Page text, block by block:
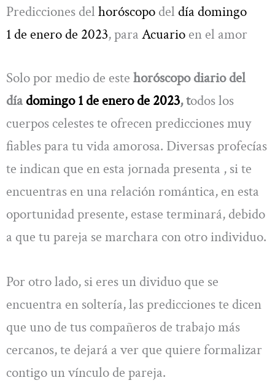
Predicciones del horóscopo del día domingo
1 de enero de 2023, para Acuario en el amor
Solo por medio de este horóscopo diario del
díadomingo 1 de enero de 2023, todos los
cuerpos celestes te ofrecen predicciones muy
fiables para tu vida amorosa. Diversas profecías
te indican que en esta jornada presenta , si te
encuentras en una relación romántica, en esta
oportunidad presente, estase terminará, debido
a que tu pareja se marchara con otro individuo.
Por otro lado, si eres un dividuo que se
encuentra en soltería, las predicciones te dicen
que uno de tus compañeros de trabajo más
cercanos, te dejará a ver que quiere formalizar
contigo un vínculo de pareja.